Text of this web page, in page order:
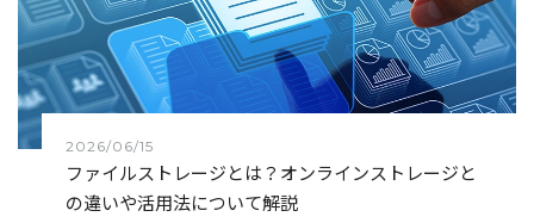
2026/06/15
ファイルストレージとは？オンラインストレージと
の違いや活用法について解説